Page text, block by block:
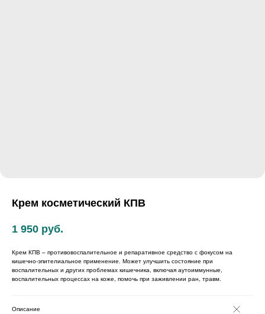
Крем косметический КПВ
1 950 руб.
Крем КПВ – противовоспалительное и репаративное средство с фокусом на
кишечно-эпителиальное применение. Может улучшить состояние при
воспалительных и других проблемах кишечника, включая аутоиммунные,
воспалительных процессах на коже, помочь при заживлении ран, травм.
Описание